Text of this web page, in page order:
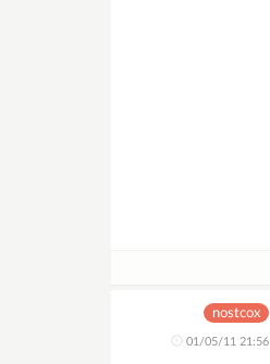
nostcox
01/05/11 21:56